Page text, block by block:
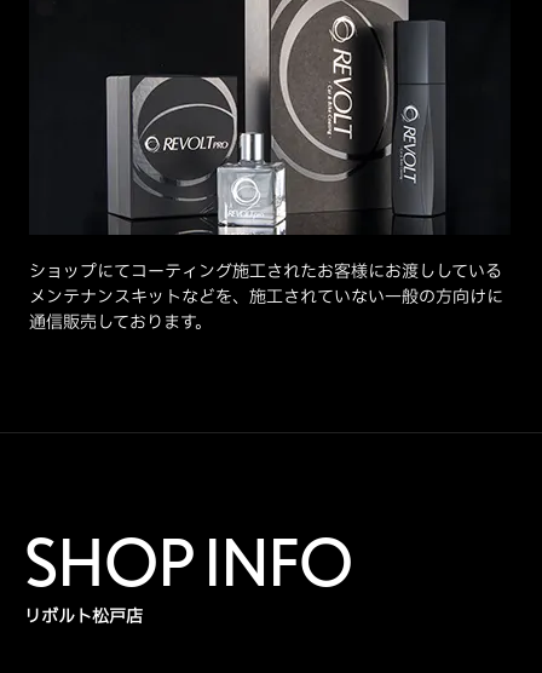
ショップにてコーティング施工されたお客様にお渡ししている
メンテナンスキットなどを、施工されていない一般の方向けに
通信販売しております。
SHOP INFO
リボルト松戸店